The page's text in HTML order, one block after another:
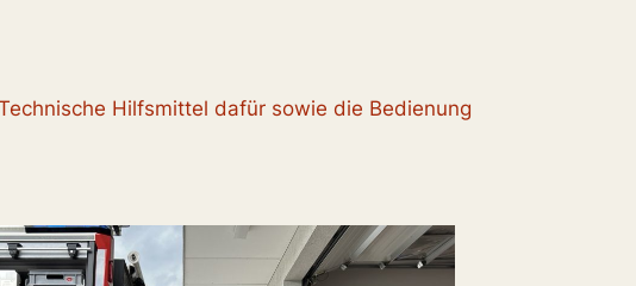
Hilfsmittel dafür sowie die Bedienung